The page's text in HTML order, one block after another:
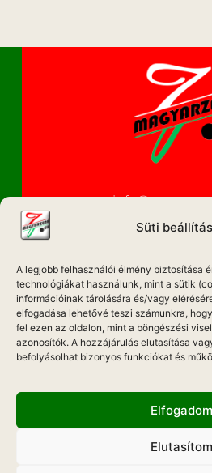
Süti
A legjobb felhasználói élmény biztosítása
technológiákat használunk, mint a sütik
információinak tárolására és/vagy
elfogadása lehetővé teszi számunkra,
fel ezen az oldalon, mint a böngészési
azonosítók. A hozzájárulás elutasítása
befolyásolhat bizonyos funkciókat és
Elfogadom
Elutasítom
ETIKAI
MÉDIA
ADATKEZELÉSI
Hadd